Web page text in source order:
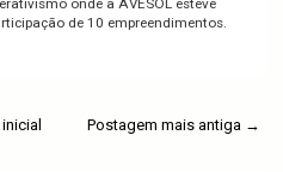
onde a AVESOL esteve
de 10 empreendimentos.
Postagem mais antiga →